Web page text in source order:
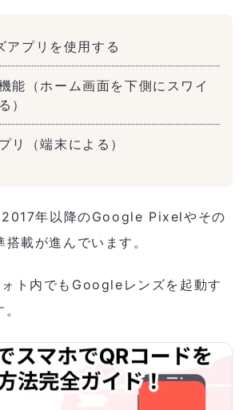
プリを使用する
能（ホーム画面を下側にスワイ
）
リ（端末による）
年以降のGoogle Pixelやその
載が進んでいます。
ト内でもGoogleレンズを起動す